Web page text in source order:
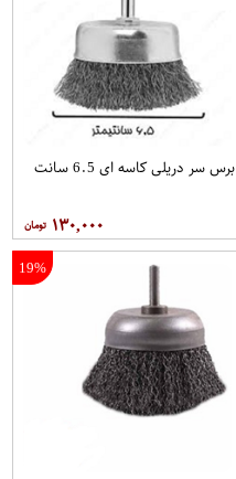
برس سر دریلی کاسه ای 6.5 سانت
۱۳۰,۰۰۰
19%